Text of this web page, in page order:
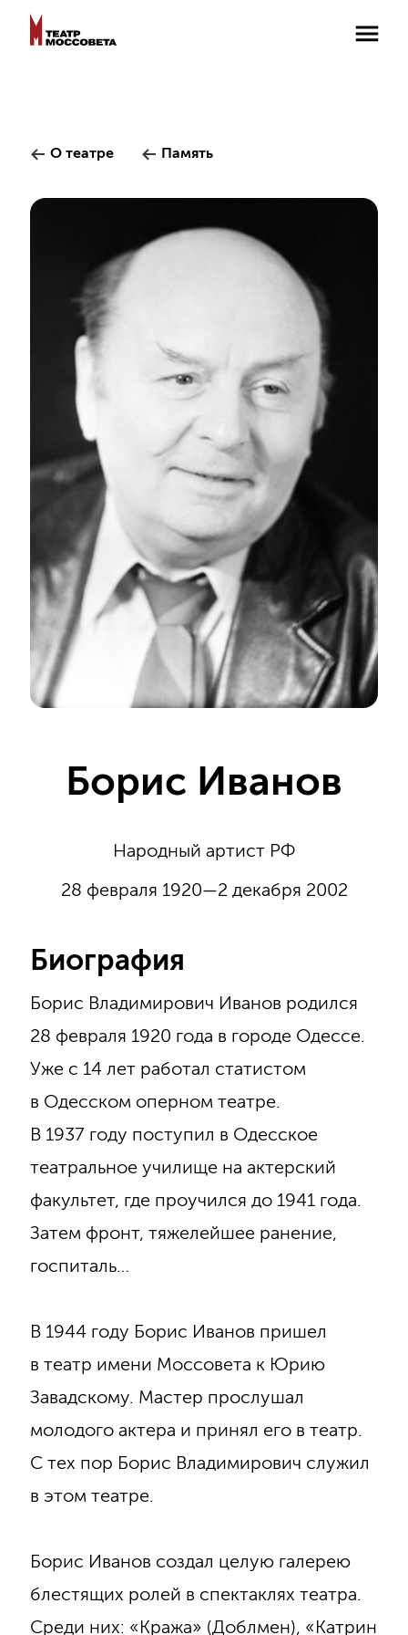
О театре Память
Борис Иванов
Народный артист РФ
28 февраля 1920—2 декабря 2002
Биография
Борис Владимирович Иванов родился
28 февраля 1920 года в городе Одессе.
Уже с 14 лет работал статистом
в Одесском оперном театре.
В 1937 году поступил в Одесское
театральное училище на актерский
факультет, где проучился до 1941 года.
Затем фронт, тяжелейшее ранение,
госпиталь…
В 1944 году Борис Иванов пришел
в театр имени Моссовета к Юрию
Завадскому. Мастер прослушал
молодого актера и принял его в театр.
С тех пор Борис Владимирович служил
в этом театре.
Борис Иванов создал целую галерею
блестящих ролей в спектаклях театра.
Среди них: «Кража» (Доблмен), «Катрин